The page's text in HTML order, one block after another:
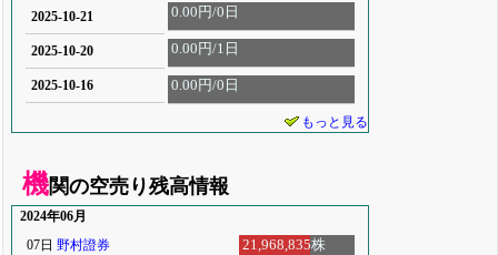
2025-10-21 0.00円/0日
2025-10-20 0.00円/1日
2025-10-16 0.00円/0日
もっと見る
機関の空売り残高情報
2024年06月
07日 野村證券
21,968,835株